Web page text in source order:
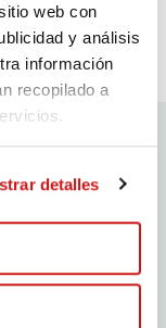
web con
y análisis
información
recopilado a
detalles